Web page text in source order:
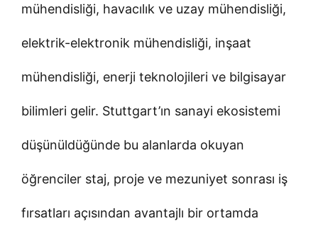
mühendisliği, havacılık ve uzay mühendisliği,
elektrik-elektronik mühendisliği, inşaat
mühendisliği, enerji teknolojileri ve bilgisayar
bilimleri gelir. Stuttgart’ın sanayi ekosistemi
düşünüldüğünde bu alanlarda okuyan
öğrenciler staj, proje ve mezuniyet sonrası iş
fırsatları açısından avantajlı bir ortamda